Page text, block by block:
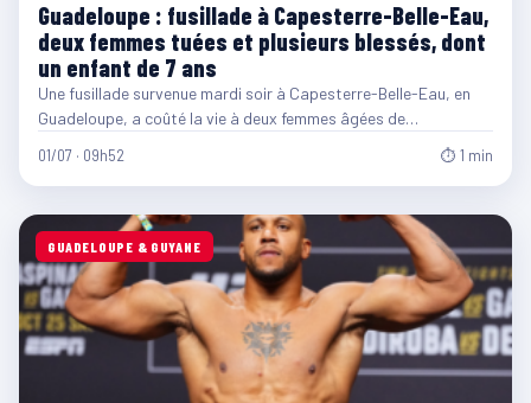
Guadeloupe : fusillade à Capesterre-Belle-Eau,
deux femmes tuées et plusieurs blessés, dont
un enfant de 7 ans
Une fusillade survenue mardi soir à Capesterre-Belle-Eau, en
Guadeloupe, a coûté la vie à deux femmes âgées de…
01/07 · 09h52 ⏱ 1 min
GUADELOUPE & GUYANE